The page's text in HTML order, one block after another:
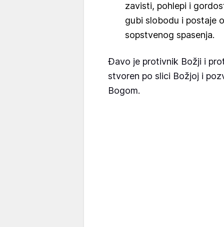
zavisti, pohlepi i
gubi slobodu i postaje
sopstvenog spasenja.
Đavo je protivnik Božji i
stvoren po slici Božjoj i
Bogom.